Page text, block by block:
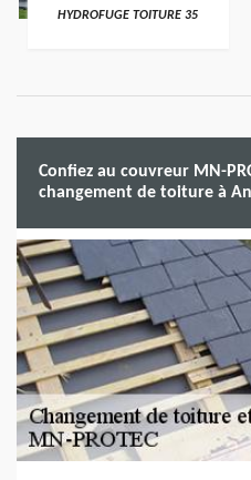
HYDROFUGE TOITURE 35
Confiez au couvreur MN-
changement de toiture à